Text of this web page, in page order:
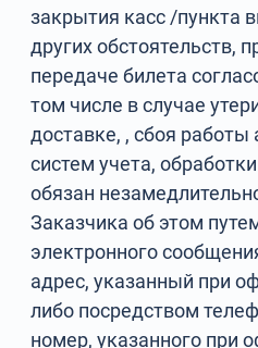
закрытия касс /пункта
других обстоятельств,
передаче билета
том числе в случае
доставке, , сбоя
систем учета,
обязан
Заказчика об этом
электронного
адрес, указанный при
либо посредством
номер, указанного при